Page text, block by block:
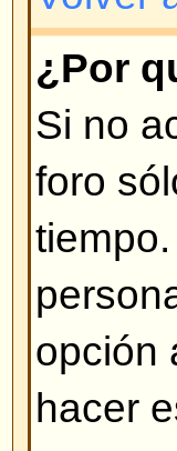
¡Me
Primero
usuario y
verifique
soporte
13 años
las
entonces
su correo
algunos